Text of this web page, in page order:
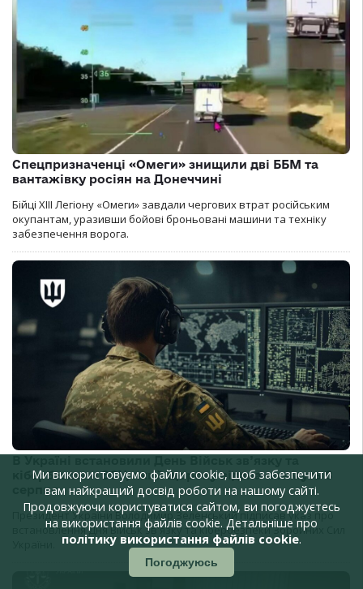
Спецпризначенці «Омеги» знищили дві ББМ та
вантажівку росіян на Донеччині
Бійці ХІІІ Легіону «Омеги» завдали чергових втрат російським
окупантам, уразивши бойові броньовані машини та техніку
забезпечення ворога.
кібербезпеки ЗСУ, який щороку відзначатимуть 8
серпня
Президент України Володимир Зеленський підписав указ про
встановлення Дня Військ зв'язку та кібербезпеки Збройних Сил
Ми використовуємо файли cookie, щоб забезпечити
вам найкращий досвід роботи на нашому сайті.
Продовжуючи користуватися сайтом, ви погоджуєтесь
на використання файлів cookie. Детальніше про
політику використання файлів cookie.
Погоджуюсь